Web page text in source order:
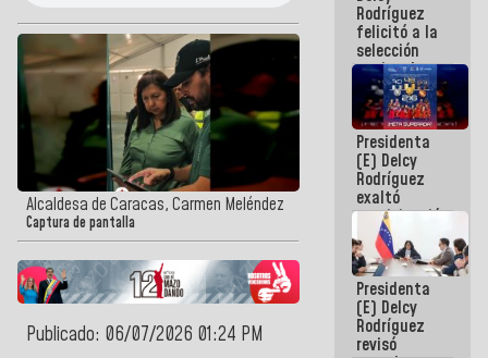
Alcaldesa de Caracas, Carmen Meléndez
Captura de pantalla
Publicado: 06/07/2026 01:24 PM
Rodríguez
felicitó a la
selección
nacional
masculina
de voleibol
campeona
de la Copa
Panamericana
Sub-17
Presidenta
(E) Delcy
Rodríguez
exaltó
participación
de
Venezuela
en Juegos
Centroamericanos
y del Caribe
2026
Presidenta
(E) Delcy
Rodríguez
revisó